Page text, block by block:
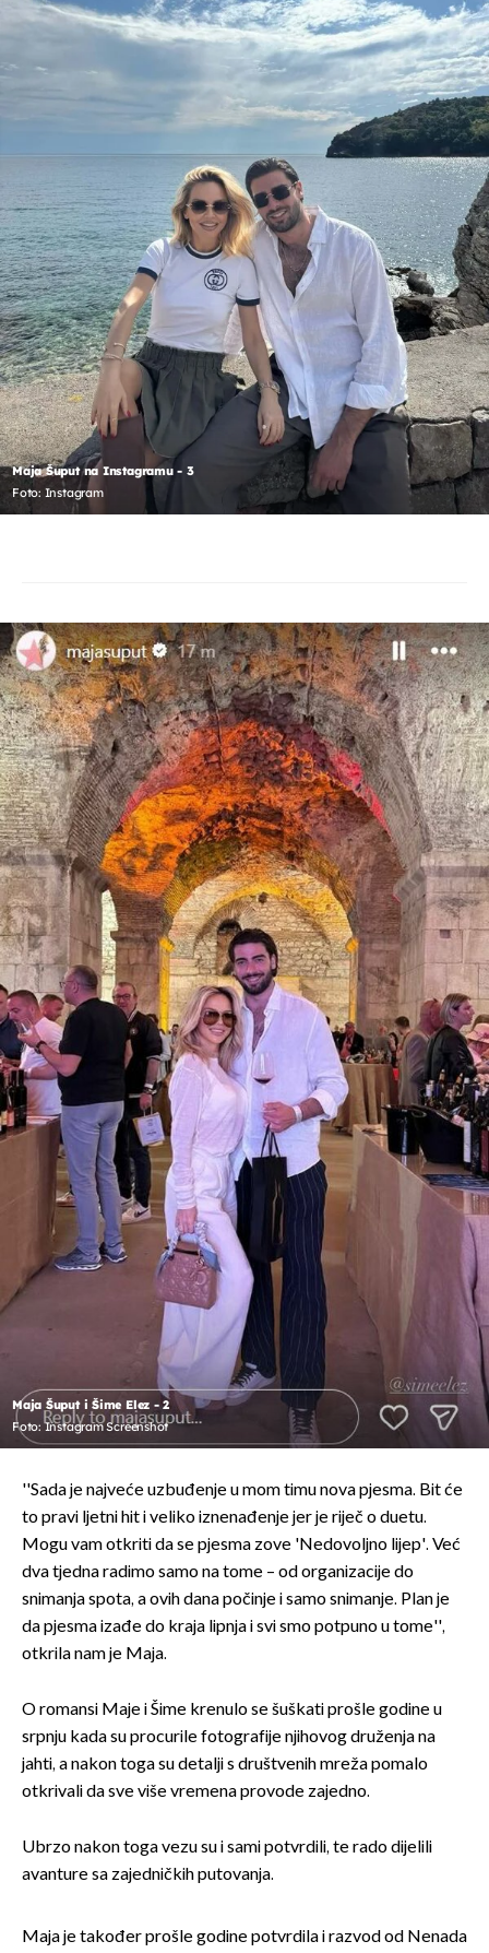
Maja Šuput na Instagramu - 3
Foto: Instagram
Maja Šuput i Šime Elez - 2
Foto: Instagram Screenshot
''Sada je najveće uzbuđenje u mom timu nova pjesma. Bit će
to pravi ljetni hit i veliko iznenađenje jer je riječ o duetu.
Mogu vam otkriti da se pjesma zove 'Nedovoljno lijep'. Već
dva tjedna radimo samo na tome – od organizacije do
snimanja spota, a ovih dana počinje i samo snimanje. Plan je
da pjesma izađe do kraja lipnja i svi smo potpuno u tome'',
otkrila nam je Maja.
O romansi Maje i Šime krenulo se šuškati prošle godine u
srpnju kada su procurile fotografije njihovog druženja na
jahti, a nakon toga su detalji s društvenih mreža pomalo
otkrivali da sve više vremena provode zajedno.
Ubrzo nakon toga vezu su i sami potvrdili, te rado dijelili
avanture sa zajedničkih putovanja.
Maja je također prošle godine potvrdila i razvod od Nenada